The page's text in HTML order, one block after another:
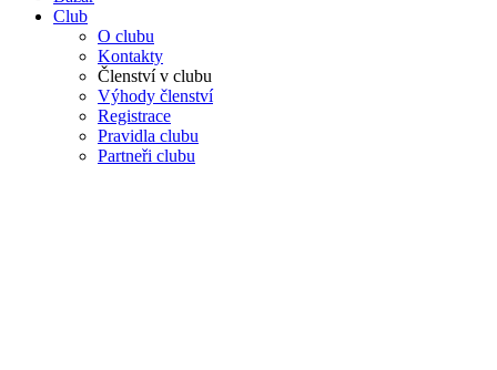
Club
O clubu
Kontakty
Členství v clubu
Výhody členství
Registrace
Pravidla clubu
Partneři clubu